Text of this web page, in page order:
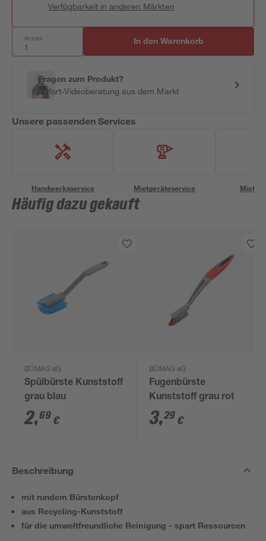
Verfügbarkeit in anderen Märkten
Anzahl: In den Warenkorb
Fragen zum Produkt?
Sofort-Videoberatung aus dem Markt
Unsere passenden Services
Handwerksservice Mietgeräteservice
Häufig dazu gekauft
BÜMAG eG
Spülbürste Kunststoff
grau blau
2,69 €
BÜMAG eG
Fugenbürste
Kunststoff grau rot
3,29 €
Beschreibung
mit rundem Bürstenkopf
aus Recycling-Kunststoff
für die umweltfreundliche Reinigung - spart Ressourcen